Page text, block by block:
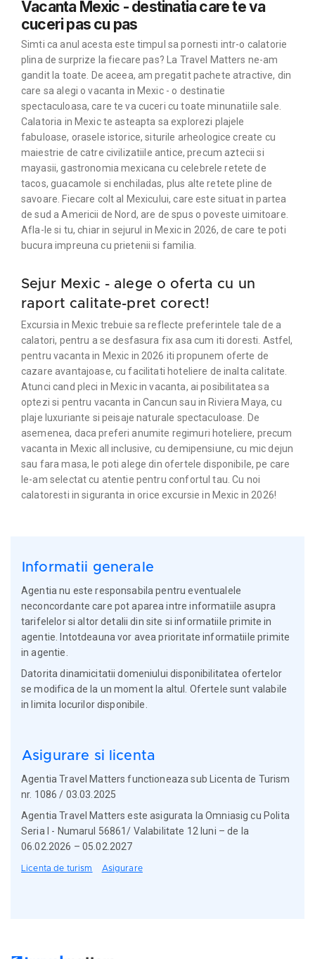
Vacanta Mexic - destinatia care te va
cuceri pas cu pas
Simti ca anul acesta este timpul sa pornesti intr-o calatorie
plina de surprize la fiecare pas? La Travel Matters ne-am
gandit la toate. De aceea, am pregatit pachete atractive, din
care sa alegi o vacanta in Mexic - o destinatie
spectaculoasa, care te va cuceri cu toate minunatiile sale.
Calatoria in Mexic te asteapta sa explorezi plajele
fabuloase, orasele istorice, siturile arheologice create cu
maiestrie de catre civilizatiile antice, precum aztecii si
mayasii, gastronomia mexicana cu celebrele retete de
tacos, guacamole si enchiladas, plus alte retete pline de
savoare. Fiecare colt al Mexicului, care este situat in partea
de sud a Americii de Nord, are de spus o poveste uimitoare.
Afla-le si tu, chiar in sejurul in Mexic in 2026, de care te poti
bucura impreuna cu prietenii si familia.
Sejur Mexic - alege o oferta cu un
raport calitate-pret corect!
Excursia in Mexic trebuie sa reflecte preferintele tale de a
calatori, pentru a se desfasura fix asa cum iti doresti. Astfel,
pentru vacanta in Mexic in 2026 iti propunem oferte de
cazare avantajoase, cu facilitati hoteliere de inalta calitate.
Atunci cand pleci in Mexic in vacanta, ai posibilitatea sa
optezi si pentru vacanta in Cancun sau in Riviera Maya, cu
plaje luxuriante si peisaje naturale spectaculoase. De
asemenea, daca preferi anumite regimuri hoteliere, precum
vacanta in Mexic all inclusive, cu demipensiune, cu mic dejun
sau fara masa, le poti alege din ofertele disponibile, pe care
le-am selectat cu atentie pentru confortul tau. Cu noi
calatoresti in siguranta in orice excursie in Mexic in 2026!
Informatii generale
Agentia nu este responsabila pentru eventualele
neconcordante care pot aparea intre informatiile asupra
tarifelelor si altor detalii din site si informatiile primite in
agentie. Intotdeauna vor avea prioritate informatiile primite
in agentie.
Datorita dinamicitatii domeniului disponibilitatea ofertelor
se modifica de la un moment la altul. Ofertele sunt valabile
in limita locurilor disponibile.
Asigurare si licenta
Agentia Travel Matters functioneaza sub Licenta de Turism
nr. 1086 / 03.03.2025
Agentia Travel Matters este asigurata la Omniasig cu Polita
Seria I - Numarul 56861/ Valabilitate 12 luni – de la
06.02.2026 – 05.02.2027
Licenta de turism Asigurare